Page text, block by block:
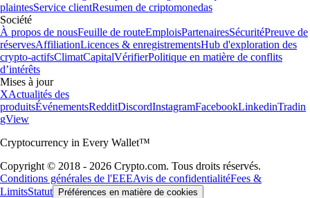
plaintesService clientResumen de criptomonedas
Société
À propos de nousFeuille de routeEmploisPartenairesSécuritéPreuve de
réservesAffiliationLicences & enregistrementsHub d'exploration des
crypto-actifsClimatCapitalVérifierPolitique en matière de conflits
d’intérêts
Mises à jour
XActualités des
produitsÉvénementsRedditDiscordInstagramFacebookLinkedinTradin
gView
Cryptocurrency in Every Wallet™
Copyright © 2018 - 2026 Crypto.com. Tous droits réservés.
Conditions générales de l'EEEAvis de confidentialitéFees &
LimitsStatut Préférences en matière de cookies